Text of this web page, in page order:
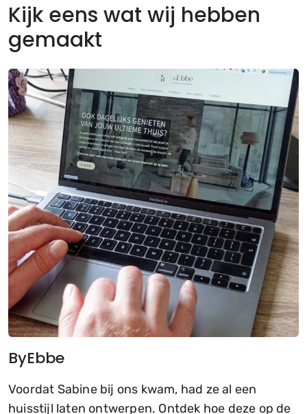
Kijk eens wat wij hebben
gemaakt
ByEbbe
Voordat Sabine bij ons kwam, had ze al een
huisstijl laten ontwerpen. Ontdek hoe deze op de